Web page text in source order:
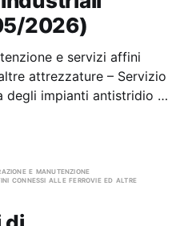
2026)
e servizi affini
attrezzature – Servizio
degli impianti antistridio a
Industriali Scadenza
e manutenzione
connessi alle ferrovie ed altre